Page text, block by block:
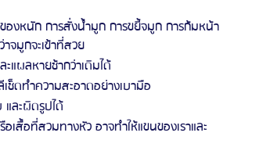
องหนัก การสั่งน้ำมูก การขยี้จมูก การก้มหน้า
จมูกจะเข้าที่สวย
แผลหายช้ากว่าเดิมได้
ช็ดทำความสะอาดอย่างเบามือ
และผิดรูปได้
สื้อที่สวมทางหัว อาจทำให้แขนของเราและ